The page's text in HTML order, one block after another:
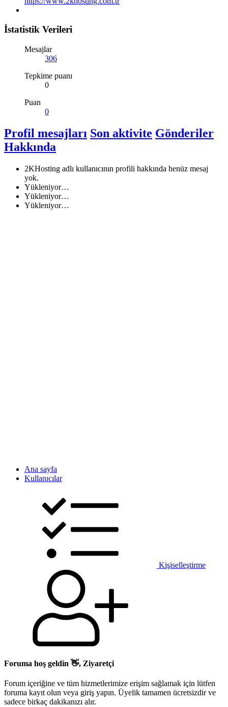
İstatistik Verileri
Mesajlar
306
Tepkime puanı
0
Puan
0
Profil mesajları Son aktivite Gönderiler
Hakkında
2KHosting adlı kullanıcının profili hakkında henüz mesaj
yok.
Yükleniyor…
Yükleniyor…
Yükleniyor…
Ana sayfa
Kullanıcılar
Kişiselleştirme
Foruma hoş geldin 👋, Ziyaretçi
Forum içeriğine ve tüm hizmetlerimize erişim sağlamak için lütfen
foruma kayıt olun veya giriş yapın. Üyelik tamamen ücretsizdir ve
sadece birkaç dakikanızı alır.